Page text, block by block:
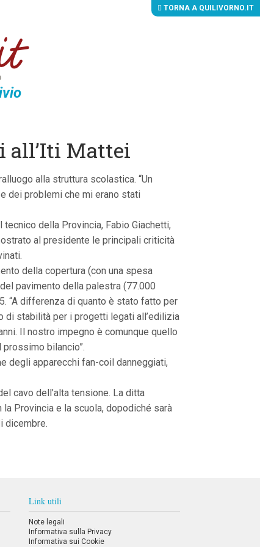
TORNA A QUILIVORNO.IT
all’Iti Mattei
alla struttura scolastica. “Un
dei problemi che mi erano stati
della Provincia, Fabio Giachetti,
al presidente le principali criticità
della copertura (con una spesa
pavimento della palestra (77.000
“A differenza di quanto è stato fatto per
di stabilità per i progetti legati all’edilizia
Il nostro impegno è comunque quello
bilancio”.
degli apparecchi fan-coil danneggiati,
cavo dell’alta tensione. La ditta
Provincia e la scuola, dopodiché sarà
dicembre.
Link utili
Note legali
Informativa sulla Privacy
Informativa sui Cookie